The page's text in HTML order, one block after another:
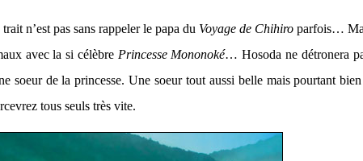
n’est pas sans rappeler le papa du Voyage de Chihiro parfois…
avec la si célèbre Princesse Mononoké… Hosoda ne détronera
soeur de la princesse. Une soeur tout aussi belle mais pourtant
tous seuls très vite.